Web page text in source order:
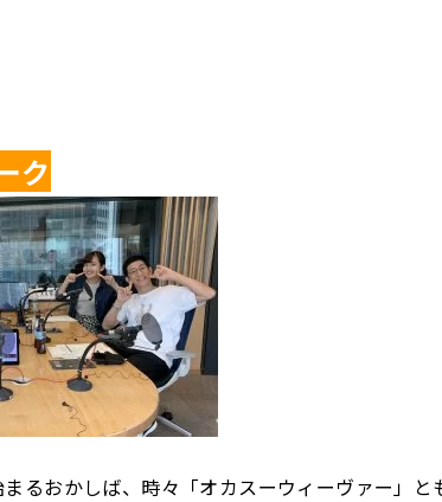
ク
るおかしば、時々「オカスーウィーヴァー」と